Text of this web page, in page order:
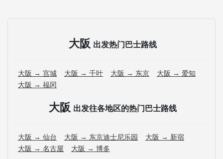
大阪 出发热门巴士路线
大阪 → 宫城 大阪 → 千叶 大阪 → 东京
大阪 → 爱知
大阪 → 福冈
大阪 出发往各地区的热门巴士路线
大阪 → 仙台 大阪 → 东京迪士尼乐园
大阪 → 新宿
大阪 → 名古屋
大阪 → 博多